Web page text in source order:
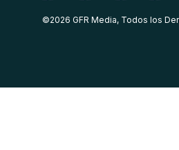
©2026 GFR Media, Todos los